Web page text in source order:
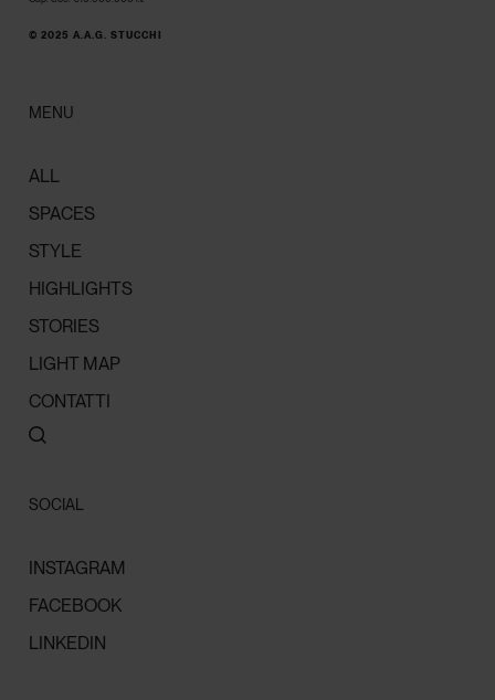
© 2025 A.A.G. STUCCHI
MENU
ALL
SPACES
STYLE
HIGHLIGHTS
STORIES
LIGHT MAP
CONTATTI
SOCIAL
INSTAGRAM
FACEBOOK
LINKEDIN